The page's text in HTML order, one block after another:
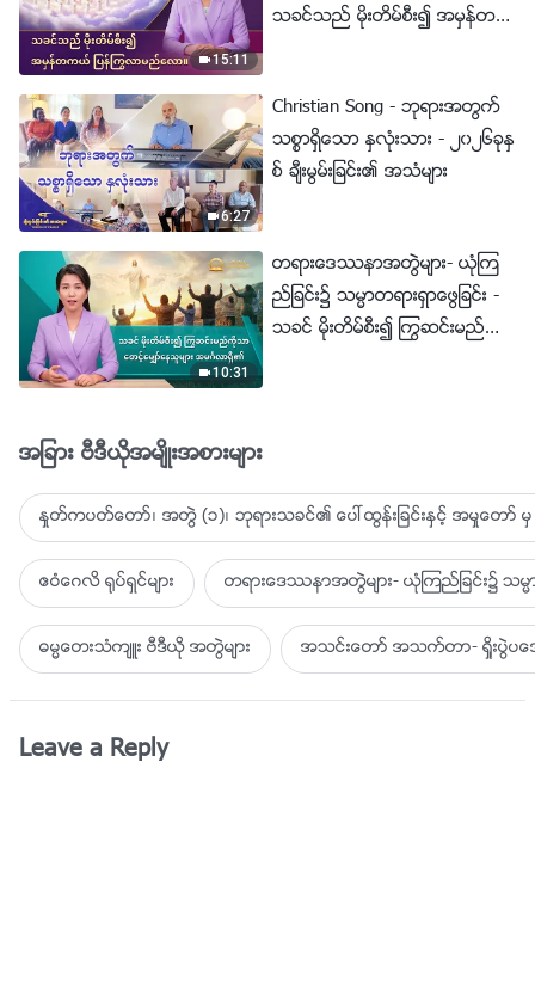
15:11
သခင္သည္ မိုးတိမ္စီး၍ အမွန္တက
6:27
Christian Song - ဘုရားအတြက္
သစၥာရွိေသာ ႏွလုံးသား - ၂၀၂၆ခုႏွ
စ္ ခ်ီးမြမ္းျခင္း၏ အသံမ်ား
10:31
တရားေဒႆနာအတြဲမ်ား- ယုံၾက
ည္ျခင္း၌ သမၼာတရားရွာေဖြျခင္း -
သခင္ မိုးတိမ္စီး၍ ႂကြဆင္းမည္ကို
အျခား ဗီဒီယိုအမ်ိဳးအစားမ်ား
ႏႈတ္ကပတ္ေတာ္၊ အတြဲ (၁)၊ ဘုရားသခင္၏ ေပၚထြန္းျခင္းႏွင့္ အမႈေတာ္ မွ
ဧဝံေဂလိ ႐ုပ္ရွင္မ်ား တရားေဒႆနာအတြဲမ်ား- ယုံၾကည္ျခင္း၌ သမၼာတ
ဓမၼေတးသံက်ဴး ဗီဒီယို အတြဲမ်ား အသင္းေတာ္ အသက္တာ- ရႈိးပြဲ
Leave a Reply